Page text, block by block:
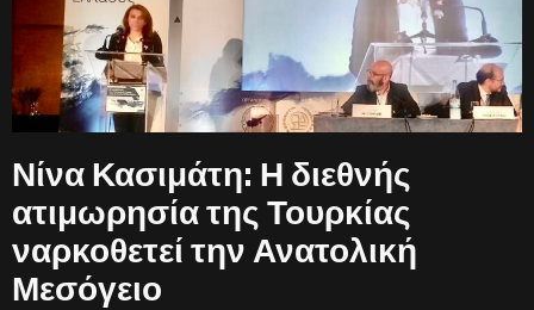
Νίνα Κασιμάτη: Η διεθνής
ατιμωρησία της Τουρκίας
ναρκοθετεί την Ανατολική
Μεσόγειο